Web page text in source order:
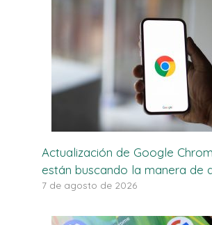
Actualización de Google
están buscando la manera de
7 de agosto de 2026